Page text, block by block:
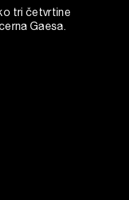
tri četvrtine
Gaesa.